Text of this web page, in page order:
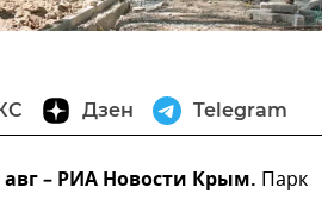
Дзен Telegram
– РИА Новости Крым. Парк